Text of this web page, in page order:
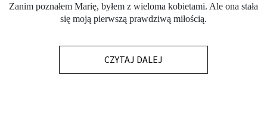
Zanim poznałem Marię, byłem z wieloma kobietami. Ale ona stała
się moją pierwszą prawdziwą miłością.
CZYTAJ DALEJ